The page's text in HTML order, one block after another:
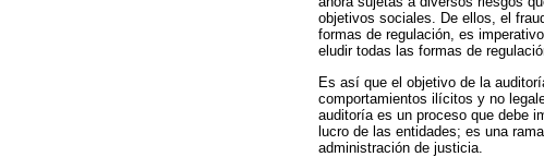
objetivos sociales. De ellos, el
formas de regulación, es
eludir todas las formas de
Es así que el objetivo de la
comportamientos ilícitos y no
auditoría es un proceso que debe
lucro de las entidades; es una
administración de justicia.